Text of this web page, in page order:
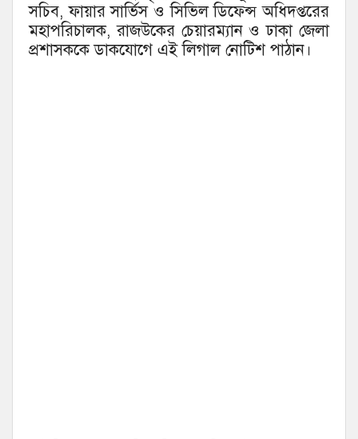
সচিব, ফায়ার সার্ভিস ও সিভিল ডিফেন্স অধিদপ্তরের
মহাপরিচালক, রাজউকের চেয়ারম্যান ও ঢাকা জেলা
প্রশাসককে ডাকযোগে এই লিগাল নোটিশ পাঠান।